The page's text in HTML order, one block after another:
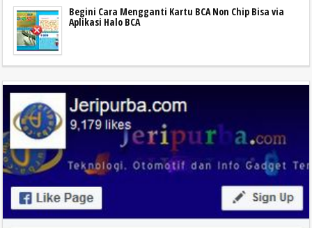
Begini Cara Mengganti Kartu BCA Non Chip Bisa via
Aplikasi Halo BCA